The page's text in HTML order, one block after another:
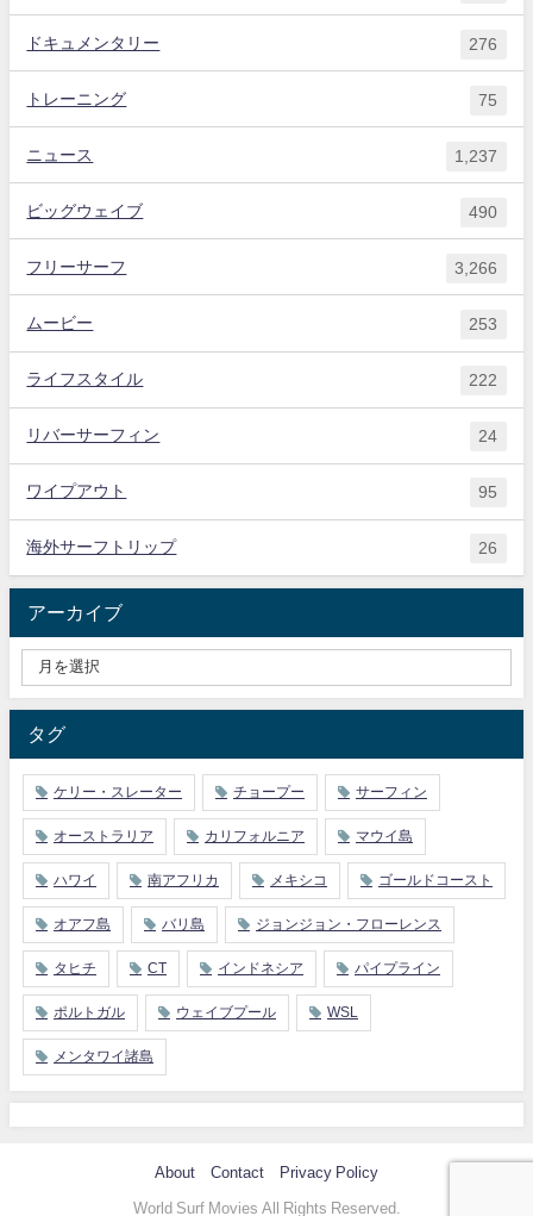
ドキュメンタリー 276
トレーニング 75
ニュース 1,237
ビッグウェイブ 490
フリーサーフ 3,266
ムービー 253
ライフスタイル 222
リバーサーフィン 24
ワイプアウト 95
海外サーフトリップ 26
アーカイブ
タグ
ケリー・スレーター チョープー サーフィン
オーストラリア カリフォルニア マウイ島
ハワイ 南アフリカ メキシコ ゴールドコースト
オアフ島 バリ島 ジョンジョン・フローレンス
タヒチ CT インドネシア パイプライン
ポルトガル ウェイブプール WSL
メンタワイ諸島
About Contact Privacy Policy
World Surf Movies All Rights Reserved.